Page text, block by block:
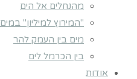
מהנחלים אל הים
"המירוץ למיליון" במים
מים בין העמק להר
בין הכרמל לים
אודות